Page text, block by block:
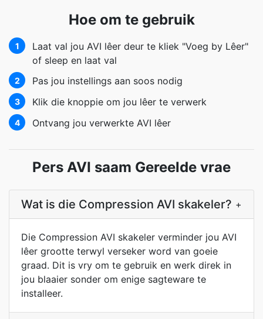
Hoe om te gebruik
1
Laat val jou AVI lêer deur te kliek "Voeg by Lêer"
of sleep en laat val
2 Pas jou instellings aan soos nodig
3 Klik die knoppie om jou lêer te verwerk
4 Ontvang jou verwerkte AVI lêer
Pers AVI saam Gereelde vrae
Wat is die Compression AVI skakeler? +
Die Compression AVI skakeler verminder jou AVI
lêer grootte terwyl verseker word van goeie
graad. Dit is vry om te gebruik en werk direk in
jou blaaier sonder om enige sagteware te
installeer.